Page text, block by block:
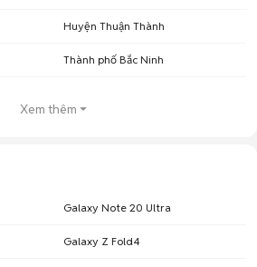
Huyện Thuận Thành
Thành phố Bắc Ninh
Xem thêm
Galaxy Note 20 Ultra
Galaxy Z Fold4